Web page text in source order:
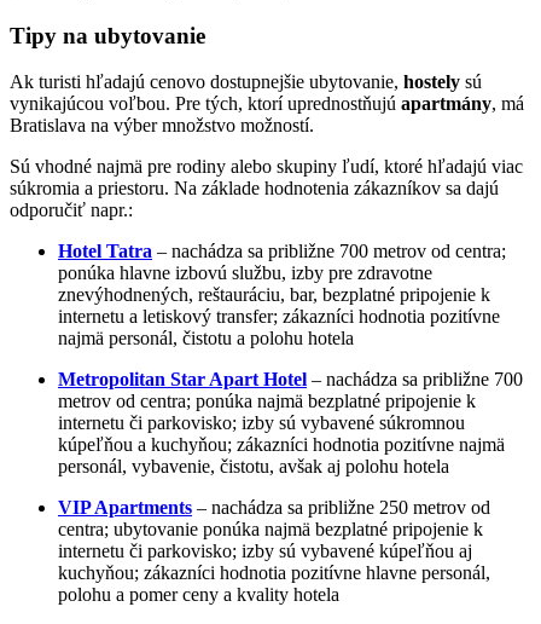
Tipy na ubytovanie
Ak turisti hľadajú cenovo dostupnejšie ubytovanie, hostely sú
vynikajúcou voľbou. Pre tých, ktorí uprednostňujú apartmány, má
Bratislava na výber množstvo možností.
Sú vhodné najmä pre rodiny alebo skupiny ľudí, ktoré hľadajú viac
súkromia a priestoru. Na základe hodnotenia zákazníkov sa dajú
odporučiť napr.:
Hotel Tatra – nachádza sa približne 700 metrov od centra;
ponúka hlavne izbovú službu, izby pre zdravotne
znevýhodnených, reštauráciu, bar, bezplatné pripojenie k
internetu a letiskový transfer; zákazníci hodnotia pozitívne
najmä personál, čistotu a polohu hotela
Metropolitan Star Apart Hotel – nachádza sa približne 700
metrov od centra; ponúka najmä bezplatné pripojenie k
internetu či parkovisko; izby sú vybavené súkromnou
kúpeľňou a kuchyňou; zákazníci hodnotia pozitívne najmä
personál, vybavenie, čistotu, avšak aj polohu hotela
VIP Apartments – nachádza sa približne 250 metrov od
centra; ubytovanie ponúka najmä bezplatné pripojenie k
internetu či parkovisko; izby sú vybavené kúpeľňou aj
kuchyňou; zákazníci hodnotia pozitívne hlavne personál,
polohu a pomer ceny a kvality hotela